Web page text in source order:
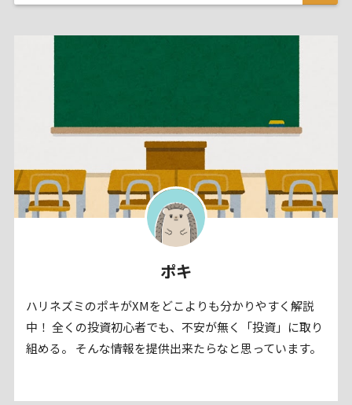
ポキ
ハリネズミのポキがXMをどこよりも分かりやすく解説
中！ 全くの投資初心者でも、不安が無く「投資」に取り
組める。 そんな情報を提供出来たらなと思っています。